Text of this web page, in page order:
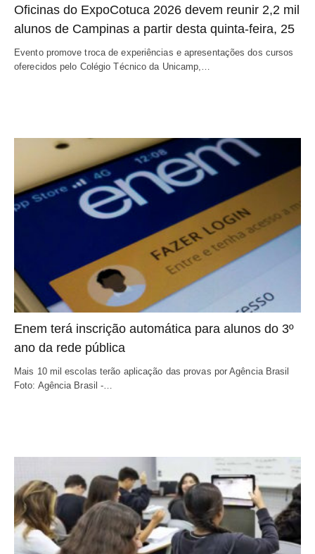
Oficinas do ExpoCotuca 2026 devem reunir 2,2 mil
alunos de Campinas a partir desta quinta-feira, 25
Evento promove troca de experiências e apresentações dos cursos
oferecidos pelo Colégio Técnico da Unicamp,…
Enem terá inscrição automática para alunos do 3º
ano da rede pública
Mais 10 mil escolas terão aplicação das provas por Agência Brasil
Foto: Agência Brasil -…